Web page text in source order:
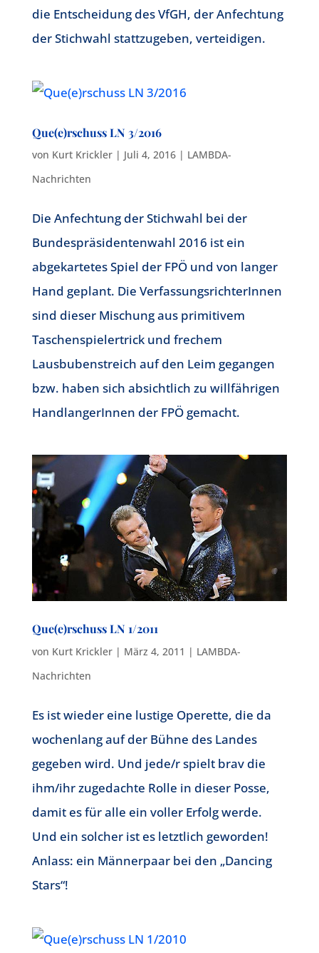
die Entscheidung des VfGH, der Anfechtung
der Stichwahl stattzugeben, verteidigen.
Que(e)rschuss LN 3/2016
von Kurt Krickler| Juli 4, 2016| LAMBDA-
Nachrichten
Die Anfechtung der Stichwahl bei der
Bundespräsidentenwahl 2016 ist ein
abgekartetes Spiel der FPÖ und von langer
Hand geplant. Die VerfassungsrichterInnen
sind dieser Mischung aus primitivem
Taschenspielertrick und frechem
Lausbubenstreich auf den Leim gegangen
bzw. haben sich absichtlich zu willfährigen
HandlangerInnen der FPÖ gemacht.
Que(e)rschuss LN 1/2011
von Kurt Krickler| März 4, 2011 | LAMBDA-
Nachrichten
Es ist wieder eine lustige Operette, die da
wochenlang auf der Bühne des Landes
gegeben wird. Und jede/r spielt brav die
ihm/ihr zugedachte Rolle in dieser Posse,
damit es für alle ein voller Erfolg werde.
Und ein solcher ist es letztlich geworden!
Anlass: ein Männerpaar bei den „Dancing
Stars“!